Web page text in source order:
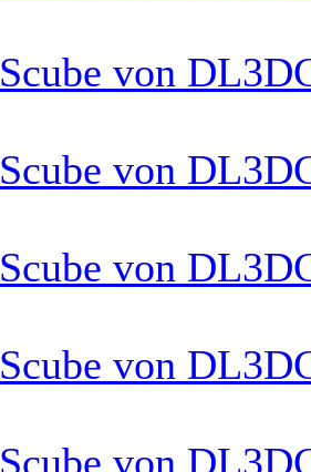
von
von
von
von
von